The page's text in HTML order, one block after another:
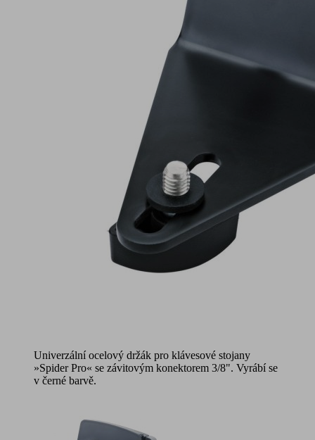
Univerzální ocelový držák pro klávesové stojany
»Spider Pro« se závitovým konektorem 3/8". Vyrábí se
v černé barvě.